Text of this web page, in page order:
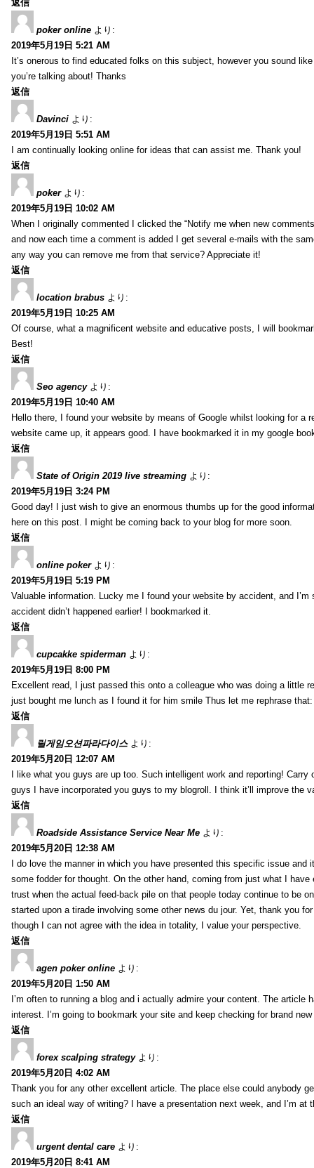
返信
poker online より:
2019年5月19日 5:21 AM
It’s onerous to find educated folks on this subject, however you sound
you’re talking about! Thanks
返信
Davinci より:
2019年5月19日 5:51 AM
I am continually looking online for ideas that can assist me. Thank you!
返信
poker より:
2019年5月19日 10:02 AM
When I originally commented I clicked the “Notify me when new
and now each time a comment is added I get several e-mails with the
any way you can remove me from that service? Appreciate it!
返信
location brabus より:
2019年5月19日 10:25 AM
Of course, what a magnificent website and educative posts, I will
Best!
返信
Seo agency より:
2019年5月19日 10:40 AM
Hello there, I found your website by means of Google whilst looking for a
website came up, it appears good. I have bookmarked it in my google
返信
State of Origin 2019 live streaming より:
2019年5月19日 3:24 PM
Good day! I just wish to give an enormous thumbs up for the good
here on this post. I might be coming back to your blog for more soon.
返信
online poker より:
2019年5月19日 5:19 PM
Valuable information. Lucky me I found your website by accident, and I’m
accident didn’t happened earlier! I bookmarked it.
返信
cupcakke spiderman より:
2019年5月19日 8:00 PM
Excellent read, I just passed this onto a colleague who was doing a little
just bought me lunch as I found it for him smile Thus let me rephrase
返信
릴게임오션파라다이스 より:
2019年5月20日 12:07 AM
I like what you guys are up too. Such intelligent work and reporting! Carry
guys I have incorporated you guys to my blogroll. I think it’ll improve the
返信
Roadside Assistance Service Near Me より:
2019年5月20日 12:38 AM
I do love the manner in which you have presented this specific issue and
some fodder for thought. On the other hand, coming from just what I have
trust when the actual feed-back pile on that people today continue to be
started upon a tirade involving some other news du jour. Yet, thank you
though I can not agree with the idea in totality, I value your perspective.
返信
agen poker online より:
2019年5月20日 1:50 AM
I’m often to running a blog and i actually admire your content. The article
interest. I’m going to bookmark your site and keep checking for brand
返信
forex scalping strategy より:
2019年5月20日 4:02 AM
Thank you for any other excellent article. The place else could anybody
such an ideal way of writing? I have a presentation next week, and I’m at
返信
urgent dental care より:
2019年5月20日 8:41 AM